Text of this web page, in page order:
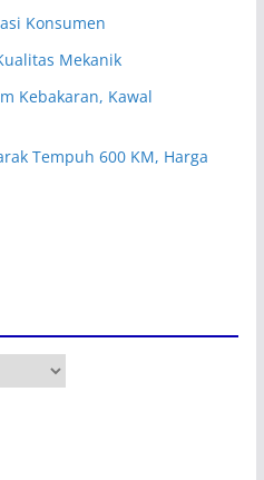
Konsumen
Mekanik
Kebakaran, Kawal
Tempuh 600 KM, Harga